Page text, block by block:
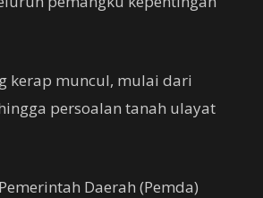
kerap muncul, mulai dari
persoalan tanah ulayat
Daerah (Pemda)